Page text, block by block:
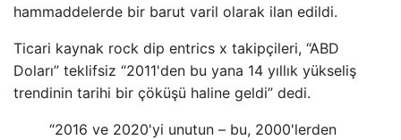
hammaddelerde bir barut varil olarak ilan edildi.
Ticari kaynak rock dip entrics x takipçileri, “ABD
Doları” teklifsiz “2011'den bu yana 14 yıllık yükseliş
trendinin tarihi bir çöküşü haline geldi” dedi.
“2016 ve 2020'yi unutun – bu, 2000'lerden